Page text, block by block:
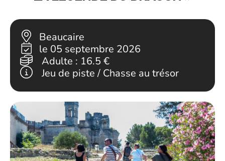
Beaucaire
le 05 septembre 2026
Adulte : 16.5 €
Jeu de piste / Chasse au trésor